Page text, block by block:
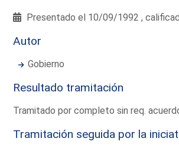
Presentado el 10/09/1992 ,
Autor
Gobierno
Resultado tramitación
Tramitado por completo sin req.
Tramitación seguida por la